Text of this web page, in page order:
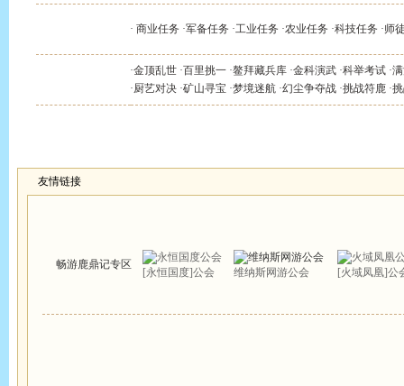
·商业任务 ·军备任务 ·工业任务 ·农业任务 ·科技任务 ·师
·金顶乱世 ·百里挑一 ·鳌拜藏兵库 ·金科演武 ·科举考试 ·
·厨艺对决 ·矿山寻宝 ·梦境迷航 ·幻尘争夺战 ·挑战符鹿 ·
友情链接
畅游鹿鼎记专区
[永恒国度]公会 维纳斯网游公会 [火域凤凰]公